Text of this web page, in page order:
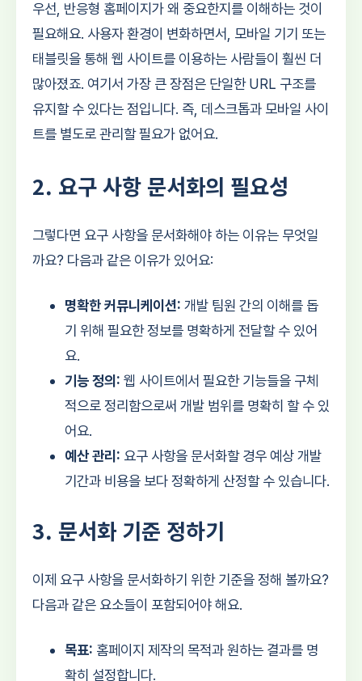
우선, 반응형 홈페이지가 왜 중요한지를 이해하는 것이
필요해요. 사용자 환경이 변화하면서, 모바일 기기 또는
태블릿을 통해 웹 사이트를 이용하는 사람들이 훨씬 더
많아졌죠. 여기서 가장 큰 장점은 단일한 URL 구조를
유지할 수 있다는 점입니다. 즉, 데스크톱과 모바일 사이
트를 별도로 관리할 필요가 없어요.
2. 요구 사항 문서화의 필요성
그렇다면 요구 사항을 문서화해야 하는 이유는 무엇일
까요? 다음과 같은 이유가 있어요:
명확한 커뮤니케이션: 개발 팀원 간의 이해를 돕
기 위해 필요한 정보를 명확하게 전달할 수 있어
요.
기능 정의: 웹 사이트에서 필요한 기능들을 구체
적으로 정리함으로써 개발 범위를 명확히 할 수 있
어요.
예산 관리: 요구 사항을 문서화할 경우 예상 개발
기간과 비용을 보다 정확하게 산정할 수 있습니다.
3. 문서화 기준 정하기
이제 요구 사항을 문서화하기 위한 기준을 정해 볼까요?
다음과 같은 요소들이 포함되어야 해요.
목표: 홈페이지 제작의 목적과 원하는 결과를 명
확히 설정합니다.